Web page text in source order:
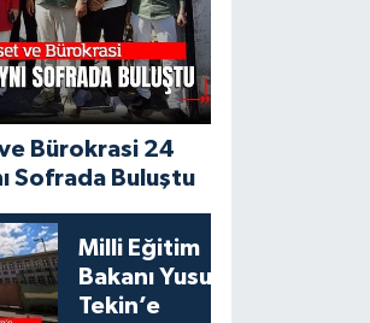
Bürokrasi 24
Sofrada Buluştu
Milli Eğitim
Bakanı Yusuf
Tekin’e